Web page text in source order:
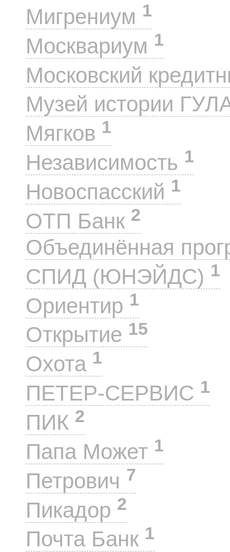
Мигрениум 1
Москвариум 1
Московский
Музей истории
Мягков 1
Независимость 1
Новоспасский 1
ОТП Банк 2
Объединённая
СПИД (ЮНЭЙДС) 1
Ориентир 1
Открытие 15
Охота 1
ПЕТЕР-СЕРВИС 1
ПИК 2
Папа Может 1
Петрович 7
Пикадор 2
Почта Банк 1